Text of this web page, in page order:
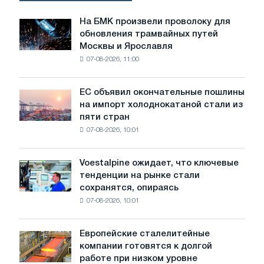
На
БМК
произвели
трамвайных
путей
Ярославля
На БМК произвели проволоку для
обновления трамвайных путей
Москвы и Ярославля
07-08-2026, 11:00
объявил
окончательные
холоднокатаной
стали
стран
ЕС объявил окончательные пошлины
на импорт холоднокатаной стали из
пяти стран
07-08-2026, 10:01
Voestalpine
ожидает,
что
рынке
стали
Voestalpine ожидает, что ключевые
тенденции на рынке стали
сохранятся, опираясь
07-08-2026, 10:01
Европейские
сталелитейные
компании
Европейские сталелитейные
компании готовятся к долгой
работе при низком уровне